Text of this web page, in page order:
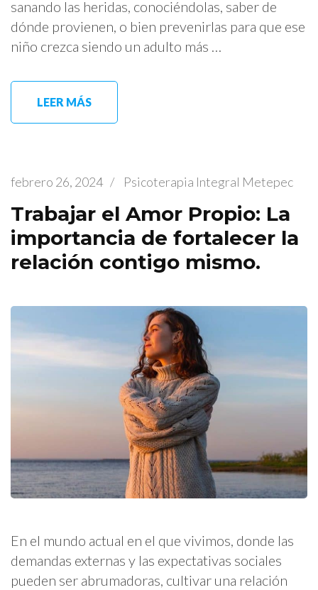
sanando las heridas, conociéndolas, saber de
dónde provienen, o bien prevenirlas para que ese
niño crezca siendo un adulto más …
LEER MÁS
febrero 26, 2024 / Psicoterapia Integral Metepec
Trabajar el Amor Propio: La
importancia de fortalecer la
relación contigo mismo.
En el mundo actual en el que vivimos, donde las
demandas externas y las expectativas sociales
pueden ser abrumadoras, cultivar una relación